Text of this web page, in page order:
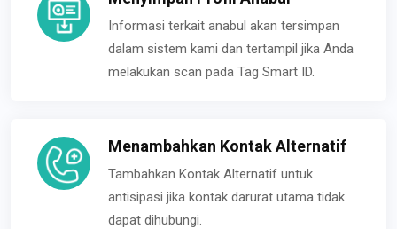
Informasi terkait anabul akan tersimpan
dalam sistem kami dan tertampil jika Anda
melakukan scan pada Tag Smart ID.
Menambahkan Kontak Alternatif
Tambahkan Kontak Alternatif untuk
antisipasi jika kontak darurat utama tidak
dapat dihubungi.